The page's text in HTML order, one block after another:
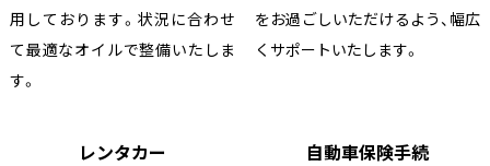
用しております。状況に合わせ
て最適なオイルで整備いたしま
す。
をお過ごしいただけるよう、幅広
くサポートいたします。
レンタカー 自動車保険手続